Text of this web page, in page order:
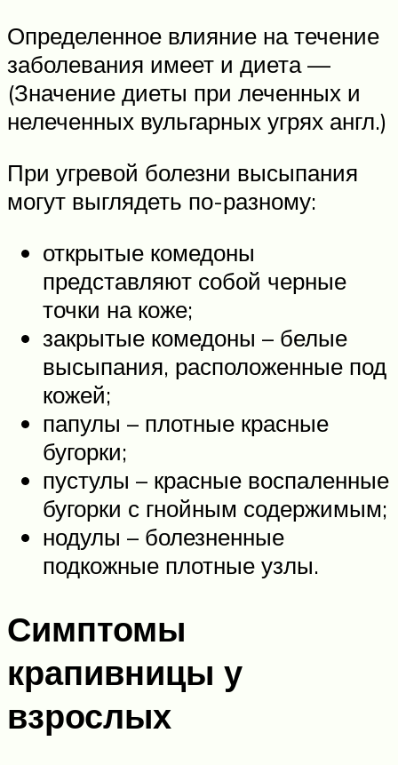
Определенное влияние на течение
заболевания имеет и диета —
(Значение диеты при леченных и
нелеченных вульгарных угрях англ.)
При угревой болезни высыпания
могут выглядеть по-разному:
открытые комедоны
представляют собой черные
точки на коже;
закрытые комедоны – белые
высыпания, расположенные под
кожей;
папулы – плотные красные
бугорки;
пустулы – красные воспаленные
бугорки с гнойным содержимым;
нодулы – болезненные
подкожные плотные узлы.
Симптомы
крапивницы у
взрослых